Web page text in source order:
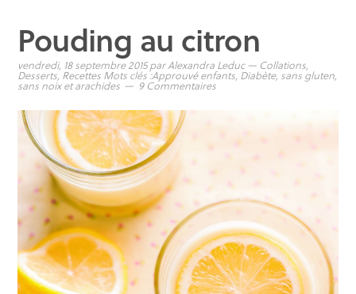
Pouding au citron
vendredi, 18 septembre 2015parAlexandra Leduc — Collations
Desserts,Recettes Mots clés :Approuvé enfants Diabète, sans gluten
sans noix et arachides 9 Commentaires